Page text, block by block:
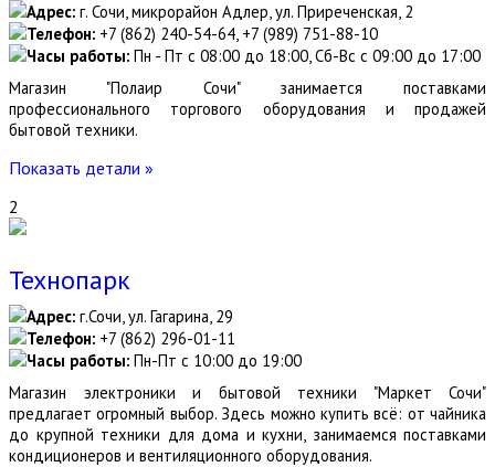
Адрес: г. Сочи, микрорайон Адлер, ул. Приреченская, 2
Телефон: +7 (862) 240-54-64, +7 (989) 751-88-10
Часы работы: Пн - Пт с 08:00 до 18:00, Сб-Вс с 09:00 до 17:00
Магазин "Полаир Сочи" занимается поставками
профессионального торгового оборудования и продажей
бытовой техники.
Показать детали »
2
Технопарк
Адрес: г.Сочи, ул. Гагарина, 29
Телефон: +7 (862) 296-01-11
Часы работы: Пн-Пт с 10:00 до 19:00
Магазин электроники и бытовой техники "Маркет Сочи"
предлагает огромный выбор. Здесь можно купить всё: от чайника
до крупной техники для дома и кухни, занимаемся поставками
кондиционеров и вентиляционного оборудования.